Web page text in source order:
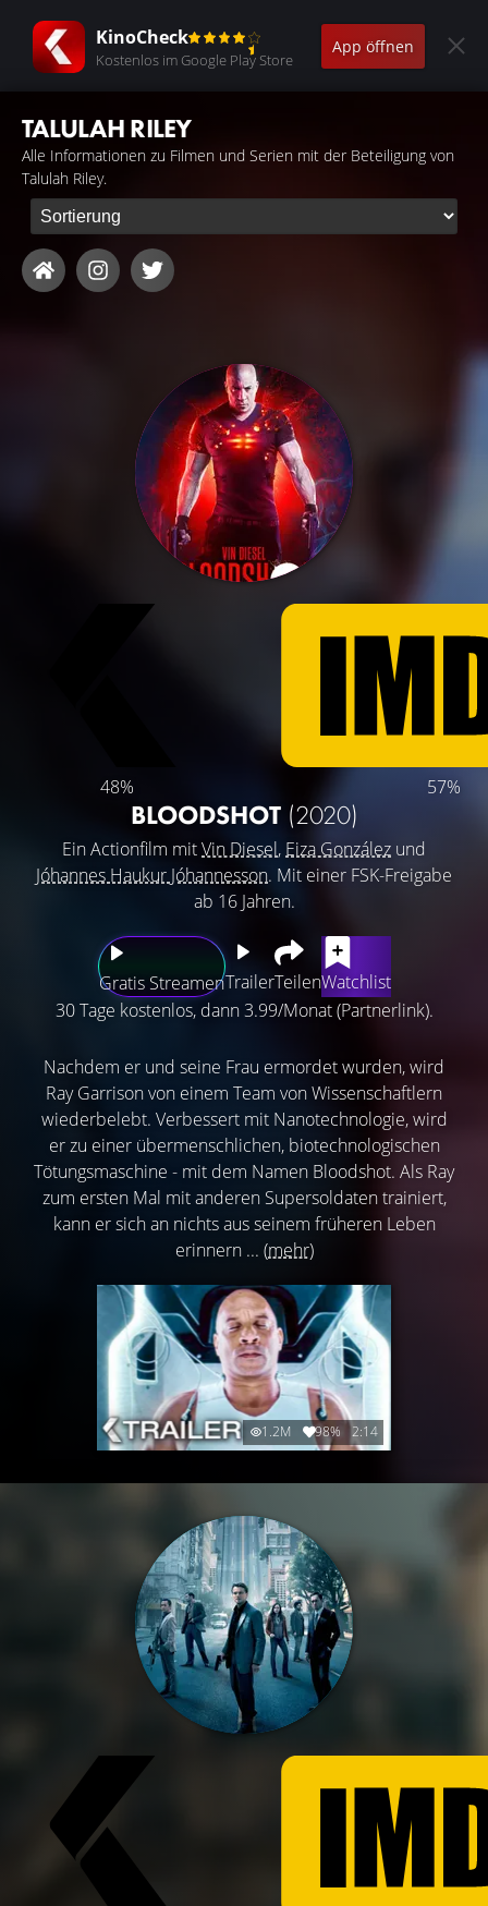
KinoCheck
Kostenlos im Google Play Store
App öffnen
TALULAH RILEY
Alle Informationen zu Filmen und Serien mit der Beteiligung von
Talulah Riley.
48% 57%
BLOODSHOT (2020)
Ein Actionfilm mitVin Diesel, Eiza González und
Jóhannes Haukur Jóhannesson. Mit einer FSK-Freigabe
ab 16 Jahren.
Gratis StreamenTrailerTeilenWatchlist
30 Tage kostenlos, dann 3.99/Monat (Partnerlink).
Nachdem er und seine Frau ermordet wurden, wird
Ray Garrison von einem Team von Wissenschaftlern
wiederbelebt. Verbessert mit Nanotechnologie, wird
er zu einer übermenschlichen, biotechnologischen
Tötungsmaschine - mit dem Namen Bloodshot. Als Ray
zum ersten Mal mit anderen Supersoldaten trainiert,
kann er sich an nichts aus seinem früheren Leben
erinnern ... (mehr)
1.2M 98% 2:14